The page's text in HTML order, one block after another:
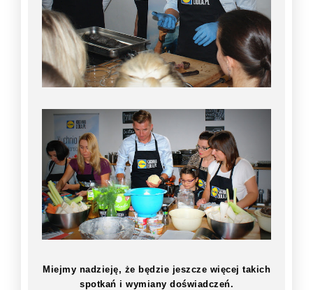
Miejmy nadzieję, że będzie jeszcze więcej takich
spotkań i wymiany doświadczeń.